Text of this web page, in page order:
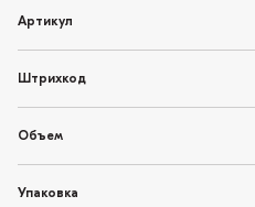
Артикул
Штрихкод
Объем
Упаковка